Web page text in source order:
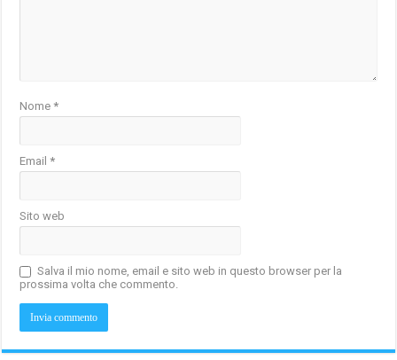
Nome*
Email*
Sito web
Salva il mio nome, email e sito web in questo browser per la
prossima volta che commento.